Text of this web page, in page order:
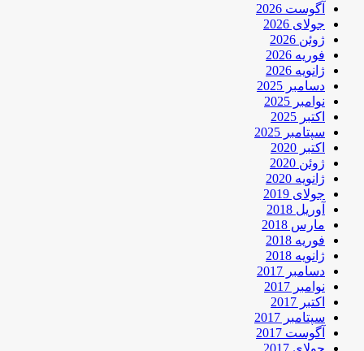
آگوست 2026
جولای 2026
ژوئن 2026
فوریه 2026
ژانویه 2026
دسامبر 2025
نوامبر 2025
اکتبر 2025
سپتامبر 2025
اکتبر 2020
ژوئن 2020
ژانویه 2020
جولای 2019
آوریل 2018
مارس 2018
فوریه 2018
ژانویه 2018
دسامبر 2017
نوامبر 2017
اکتبر 2017
سپتامبر 2017
آگوست 2017
جولای 2017